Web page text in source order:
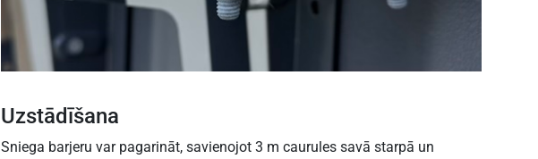
Uzstādīšana
Sniega barjeru var pagarināt, savienojot 3 m caurules savā starpā un